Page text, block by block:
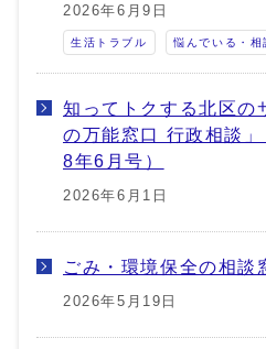
2026年6月9日
生活トラブル 悩んでいる・相
知ってトクする北区の
の万能窓口 行政相談
8年6月号）
2026年6月1日
ごみ・環境保全の相談
2026年5月19日